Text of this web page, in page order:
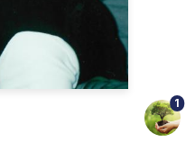
1